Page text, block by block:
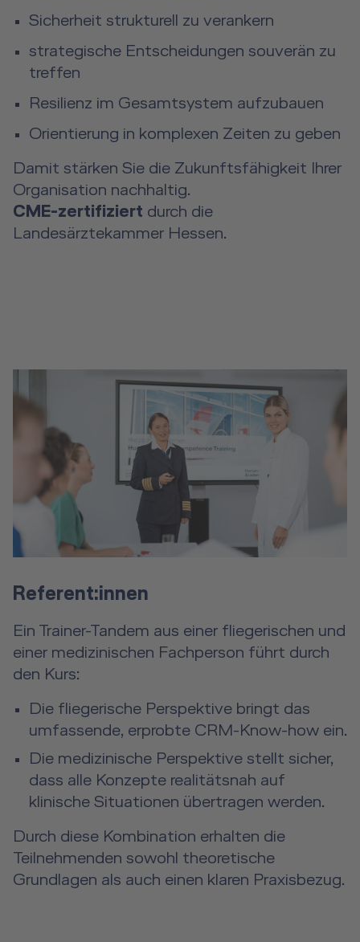
Sicherheit strukturell zu verankern
strategische Entscheidungen souverän zu
treffen
Resilienz im Gesamtsystem aufzubauen
Orientierung in komplexen Zeiten zu geben
Damit stärken Sie die Zukunftsfähigkeit Ihrer
Organisation nachhaltig.
CME-zertifiziert durch die
Landesärztekammer Hessen.
Referent:innen
Ein Trainer-Tandem aus einer fliegerischen und
einer medizinischen Fachperson führt durch
den Kurs:
Die fliegerische Perspektive bringt das
umfassende, erprobte CRM-Know-how ein.
Die medizinische Perspektive stellt sicher,
dass alle Konzepte realitätsnah auf
klinische Situationen übertragen werden.
Durch diese Kombination erhalten die
Teilnehmenden sowohl theoretische
Grundlagen als auch einen klaren Praxisbezug.